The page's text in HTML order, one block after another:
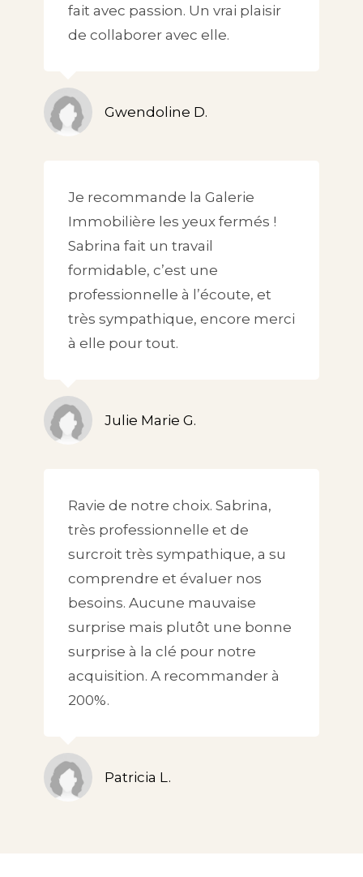
fait avec passion. Un vrai plaisir
de collaborer avec elle.
Gwendoline D.
Je recommande la Galerie
Immobilière les yeux fermés !
Sabrina fait un travail
formidable, c’est une
professionnelle à l’écoute, et
très sympathique, encore merci
à elle pour tout.
Julie Marie G.
Ravie de notre choix. Sabrina,
très professionnelle et de
surcroit très sympathique, a su
comprendre et évaluer nos
besoins. Aucune mauvaise
surprise mais plutôt une bonne
surprise à la clé pour notre
acquisition. A recommander à
200%.
Patricia L.